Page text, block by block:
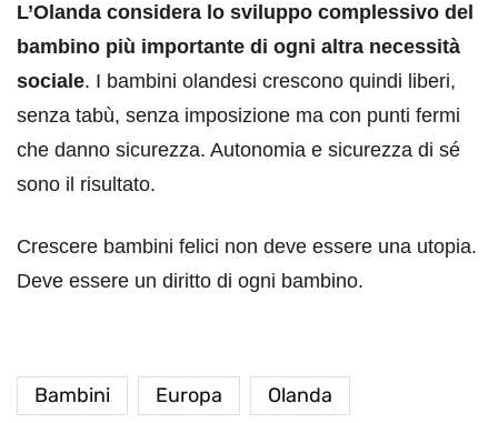
L’Olanda considera lo sviluppo complessivo del
bambino più importante di ogni altra necessità
sociale. I bambini olandesi crescono quindi liberi,
senza tabù, senza imposizione ma con punti fermi
che danno sicurezza. Autonomia e sicurezza di sé
sono il risultato.
Crescere bambini felici non deve essere una utopia.
Deve essere un diritto di ogni bambino.
Bambini Europa Olanda